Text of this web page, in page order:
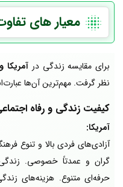
معیار های
برای مقایسه زندگی در آمریکا
نظر گرفت. مهم‌ترین آن‌ها
کیفیت زندگی و رفاه
آمریکا:
آزادی‌های فردی بالا و تنوع
گران و عمدتاً خصوصی.
حرفه‌ای متنوع. هزینه‌های